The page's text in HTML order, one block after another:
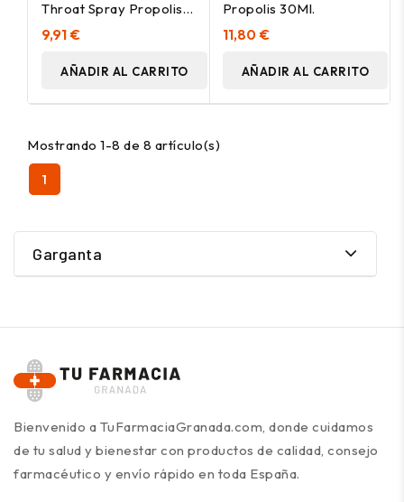
Throat Spray Propolis
30Ml
9,91 €
AÑADIR AL CARRITO
Propolis 30Ml.
11,80 €
AÑADIR AL CARRITO
Mostrando 1-8 de 8 artículo(s)
1
Garganta
Bienvenido a TuFarmaciaGranada.com, donde cuidamos
de tu salud y bienestar con productos de calidad, consejo
farmacéutico y envío rápido en toda España.